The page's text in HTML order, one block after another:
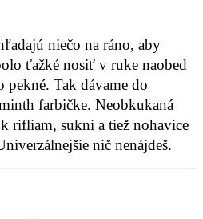
niečo na ráno, aby
ťažké nosiť v ruke naobed
Tak dávame do
farbičke. Neobkukaná
rifliam, sukni a tiež nohavice
nič nenájdeš.